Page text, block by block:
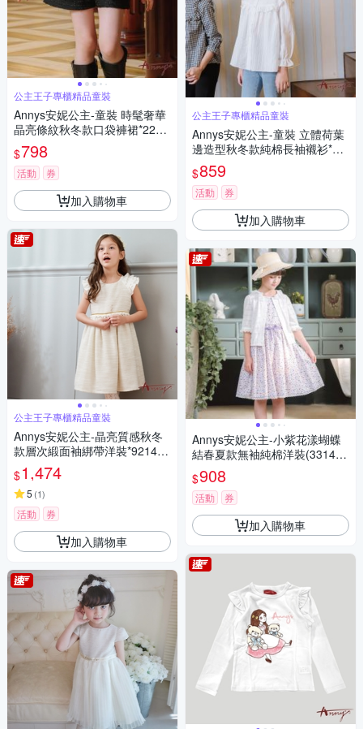
公主王子專櫃精品童裝
Annys安妮公主-童裝 時髦奢華
晶亮條紋秋冬款口袋褲裙*2284
黑色
$798
活動 券
加入購物車
公主王子專櫃精品童裝
Annys安妮公主-晶亮質感秋冬
款層次緞面袖綁帶洋裝*9214米
白
$1,474
5 (1)
活動 券
加入購物車
公主王子專櫃精品童裝
Annys安妮公主-童裝 立體荷葉
邊造型秋冬款純棉長袖襯衫*22
74白色
$859
活動 券
加入購物車
Annys安妮公主-小紫花漾蝴蝶
結春夏款無袖純棉洋裝(3314紫
色)
$908
活動 券
加入購物車